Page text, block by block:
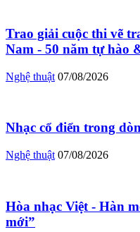
Trao giải cuộc thi vẽ
Nam - 50 năm tự hào
Nghệ thuật 07/08/2026
Nhạc cổ điển trong
Nghệ thuật 07/08/2026
Hòa nhạc Việt - Hàn
mới”